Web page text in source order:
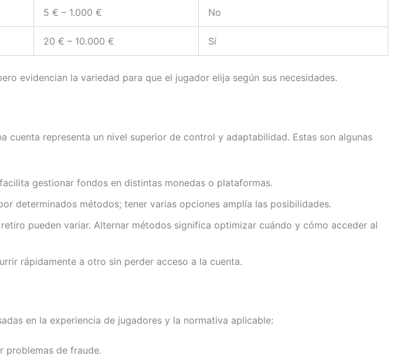
5 € – 1.000 € No
20 € – 10.000 € Sí
evidencian la variedad para que el jugador elija según sus necesidades.
representa un nivel superior de control y adaptabilidad. Estas son algunas
gestionar fondos en distintas monedas o plataformas.
determinados métodos; tener varias opciones amplía las posibilidades.
pueden variar. Alternar métodos significa optimizar cuándo y cómo acceder al
rápidamente a otro sin perder acceso a la cuenta.
en la experiencia de jugadores y la normativa aplicable:
problemas de fraude.